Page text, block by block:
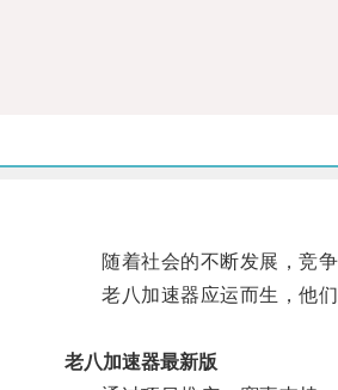
随着社会的不断发展，竞争
老八加速器应运而生，他们
老八加速器最新版